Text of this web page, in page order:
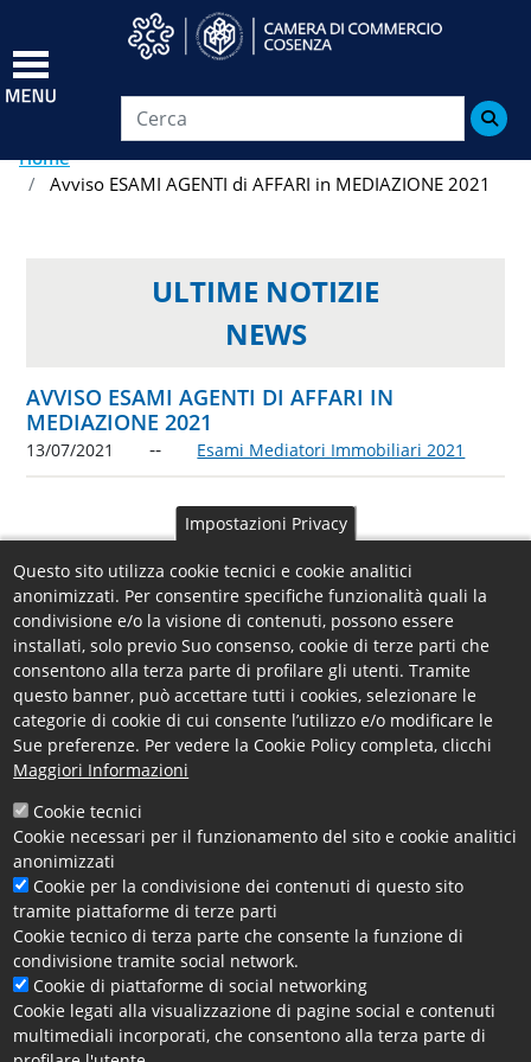
al
principale

Home
Avviso ESAMI AGENTI di AFFARI in MEDIAZIONE 2021
ULTIME NOTIZIE
NEWS
AVVISO ESAMI AGENTI DI AFFARI IN
MEDIAZIONE 2021
13/07/2021 Esami Mediatori Immobiliari 2021
Si comunica che leprove di esame per Agente di Affari in
Mediazionebandite con Determina Dirigenziale n. 146
del 14/04/2021, a seguito problemi
tecnico/organizzativisaranno espletate dopo la
pausa estiva
sito camerale come programmato all’interno
dell’articolo 8 delBandoin questione
Per approfondimenti ed aggiornamenti,
pagina dedicata.
Impostazioni Privacy
Questo sito utilizza cookie tecnici e cookie analitici
anonimizzati. Per consentire specifiche funzionalità quali la
condivisione e/o la visione di contenuti, possono essere
installati, solo previo Suo consenso, cookie di terze parti che
consentono alla terza parte di profilare gli utenti. Tramite
questo banner, può accettare tutti i cookies, selezionare le
categorie di cookie di cui consente l’utilizzo e/o modificare le
Sue preferenze. Per vedere la Cookie Policy completa, clicchi
Maggiori Informazioni
Cookie tecnici
Cookie necessari per il funzionamento del sito e cookie analitici
anonimizzati
Cookie per la condivisione dei contenuti di questo sito
tramite piattaforme di terze parti
Cookie tecnico di terza parte che consente la funzione di
condivisione tramite social network.
Cookie di piattaforme di social networking
Cookie legati alla visualizzazione di pagine social e contenuti
multimediali incorporati, che consentono alla terza parte di